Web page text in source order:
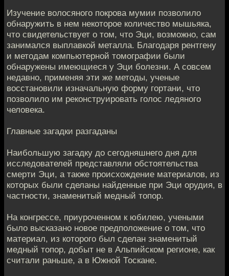
Изучение волосяного покрова мумии позволило
обнаружить в нем некоторое количество мышьяка,
что свидетельствует о том, что Эци, возможно, сам
занимался выплавкой металла. Благодаря рентгену
и методам компьютерной томографии были
обнаружены имеющиеся у Эци болезни. А совсем
недавно, применяя эти же методы, ученые
восстановили изначальную форму гортани, что
позволило им реконструировать голос ледяного
человека.
Главные загадки разгаданы
Наибольшую загадку до сегодняшнего дня для
исследователей представляли обстоятельства
смерти Эци, а также происхождение материалов, из
которых были сделаны найденные при Эци орудия, в
частности, знаменитый медный топор.
На конгрессе, приуроченном к юбилею, учеными
было высказано новое предположение о том, что
материал, из которого был сделан знаменитый
медный топор, добыт не в Альпийском регионе, как
считали раньше, а в Южной Тоскане.